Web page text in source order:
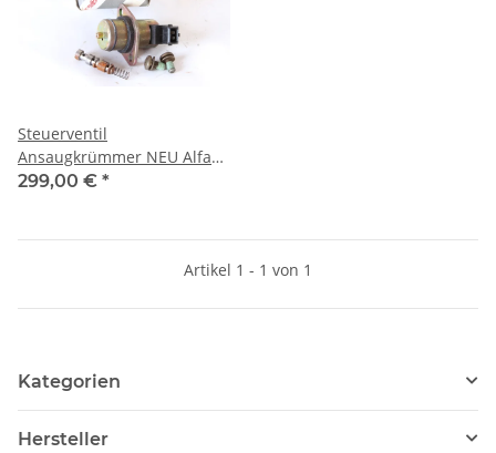
Steuerventil
Ansaugkrümmer NEU Alfa
145/6+147+155/6+166+gtv/spider
299,00 € *
Artikel 1 - 1 von 1
Kategorien
Hersteller